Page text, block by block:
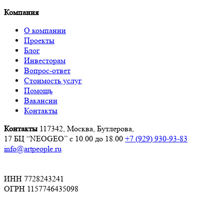
Компания
О компании
Проекты
Блог
Инвесторам
Вопрос-ответ
Стоимость услуг
Помощь
Вакансии
Контакты
Контакты 117342, Москва, Бутлерова,
17 БЦ “NEOGEO” с 10.00 до 18.00 +7 (929) 930-93-83
info@artpeople.ru
ИНН 7728243241
ОГРН 1157746435098